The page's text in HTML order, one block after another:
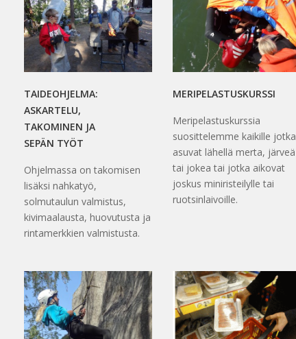
TAIDEOHJELMA:
ASKARTELU,
TAKOMINEN JA
SEPÄN TYÖT
Ohjelmassa on takomisen
lisäksi nahkatyö,
solmutaulun valmistus,
kivimaalausta, huovutusta ja
rintamerkkien valmistusta.
MERIPELASTUSKURSSI
Meripelastuskurssia
suosittelemme kaikille jotka
asuvat lähellä merta, järveä
tai jokea tai jotka aikovat
joskus miniristeilylle tai
ruotsinlaivoille.